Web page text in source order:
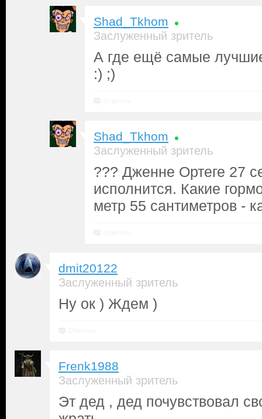
Shad_Tkhom
Заслуженный зритель
А где ещё самые
:) ;)
Shad_Tkhom
Заслуженный зритель
??? Дженне Ортеге 27
исполнится. Какие
метр 55 сантиметров -
dmit20122
Заслуженный зритель
Ну ок ) Ждем )
Frenk1988
Заслуженный зритель
Эт дед , дед почувствовал